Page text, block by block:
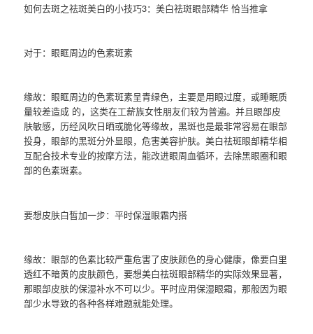
如何去斑之祛斑美白的小技巧3：美白祛斑眼部精华 恰当推拿
对于：眼眶周边的色素斑素
缘故：眼眶周边的色素斑素呈青绿色，主要是用眼过度，或睡眠质
量较差造成 的，这类在工薪族女性朋友们较为普遍。并且眼部皮
肤敏感，历经风吹日晒或脆化等缘故，黑斑也是最非常容易在眼部
投身，眼部的黑斑分外显眼，危害美容护肤。美白祛斑眼部精华相
互配合技术专业的按摩方法，能改进眼周血循环，去除黑眼圈和眼
部的色素斑素。
要想皮肤白皙加一步：平时保湿眼霜内搭
缘故：眼部的色素比较严重危害了皮肤颜色的身心健康，像要白里
透红不暗黄的皮肤颜色，要想美白祛斑眼部精华的实际效果显著，
那眼部皮肤的保湿补水不可以少。平时应用保湿眼霜，那般因为眼
部少水导致的各种各样难题就能处理。